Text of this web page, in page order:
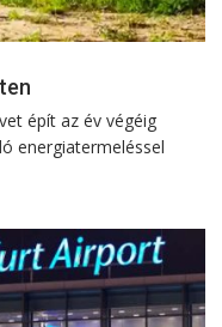
épít az év végéig
energiatermeléssel